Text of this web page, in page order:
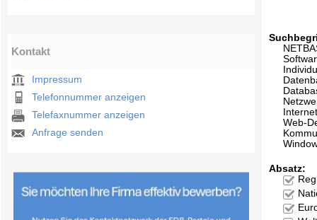
Kontakt
Impressum
Telefonnummer anzeigen
Telefaxnummer anzeigen
Anfrage senden
Web-
Absatz: